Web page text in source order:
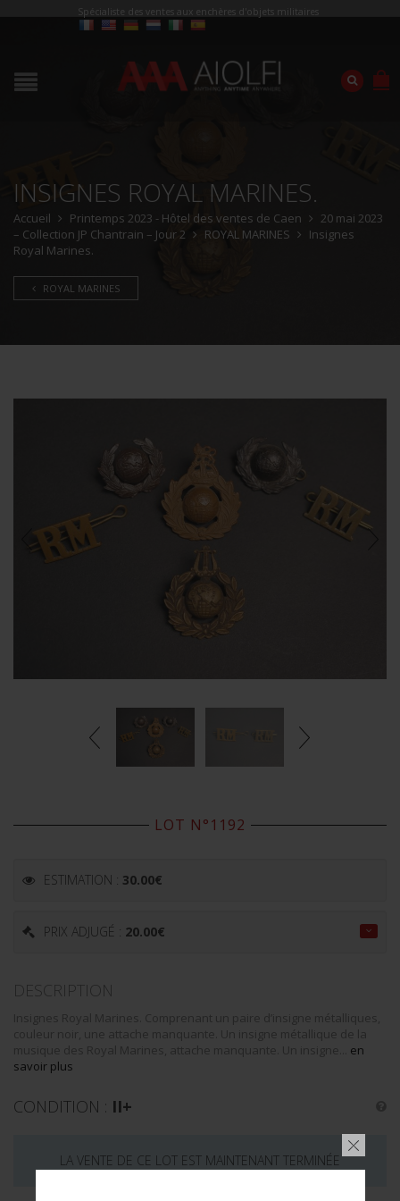
Spécialiste des ventes aux enchères d'objets militaires
INSIGNES ROYAL MARINES.
Accueil Printemps 2023 - Hôtel des ventes de Caen
20 mai 2023
– Collection JP Chantrain – Jour 2
ROYAL MARINES
Insignes
Royal Marines.
ROYAL MARINES
LOT N°1192
ESTIMATION : 30.00€
PRIX ADJUGÉ : 20.00€
DESCRIPTION
Insignes Royal Marines. Comprenant un paire d’insigne métalliques,
couleur noir, une attache manquante. Un insigne métallique de la
musique des Royal Marines, attache manquante. Un insigne... en
savoir plus
CONDITION : II+
LA VENTE DE CE LOT EST MAINTENANT TERMINÉE